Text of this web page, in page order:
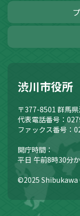
渋川市役所
〒377-8501 群馬
代表電話番号：
ファックス番号：
開庁時間：
平日 午前8時30分
©2025 Shibukawa